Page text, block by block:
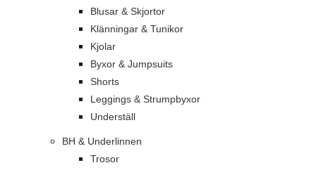
Blusar & Skjortor
Klänningar & Tunikor
Kjolar
Byxor & Jumpsuits
Shorts
Leggings & Strumpbyxor
Underställ
BH & Underlinnen
Trosor